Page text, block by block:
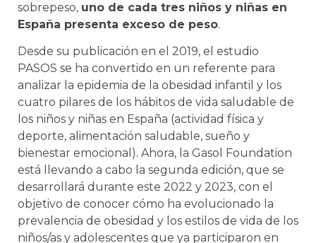
sobrepeso, uno de cada tres niños y niñas en
España presenta exceso de peso.
Desde su publicación en el 2019, el estudio
PASOS se ha convertido en un referente para
analizar la epidemia de la obesidad infantil y los
cuatro pilares de los hábitos de vida saludable de
los niños y niñas en España (actividad física y
deporte, alimentación saludable, sueño y
bienestar emocional). Ahora, la Gasol Foundation
está llevando a cabo la segunda edición, que se
desarrollará durante este 2022 y 2023, con el
objetivo de conocer cómo ha evolucionado la
prevalencia de obesidad y los estilos de vida de los
niños/as y adolescentes que ya participaron en